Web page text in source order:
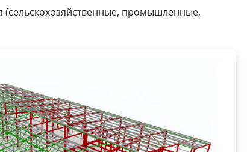
(сельскохозяйственные, промышленные,